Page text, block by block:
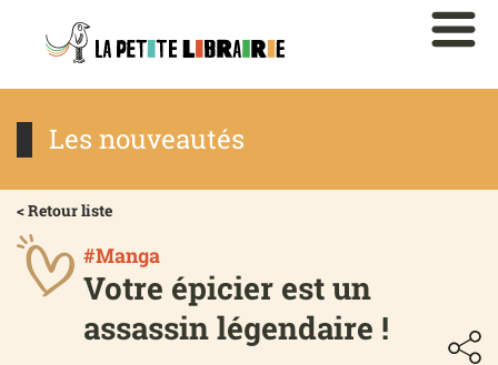
Les nouveautés
< Retour liste
#Manga
Votre épicier est un
assassin légendaire !